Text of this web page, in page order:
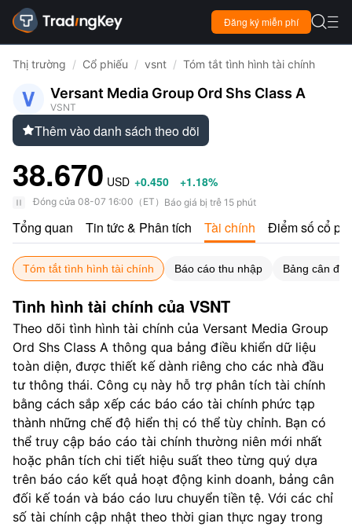
Đăng ký miễn phí  
Thị trường / Cổ phiếu / vsnt / Tóm tắt tình hình tài chính
Versant Media Group Ord Shs Class A
VSNT
Thêm vào danh sách theo dõi
38.670 USD +0.450 +1.18%
Đóng cửa 08-07 16:00 （ ET ） Báo giá bị trễ 15 phút
Tổng quan Tin tức & Phân tích Tài chính Điểm số cổ
Tóm tắt tình hình tài chính Báo cáo thu nhập Bảng cân đối
Tình hình tài chính của VSNT
Theo dõi tình hình tài chính của Versant Media Group
Ord Shs Class A thông qua bảng điều khiển dữ liệu
toàn diện, được thiết kế dành riêng cho các nhà đầu
tư thông thái. Công cụ này hỗ trợ phân tích tài chính
bằng cách sắp xếp các báo cáo tài chính phức tạp
thành những chế độ hiển thị có thể tùy chỉnh. Bạn có
thể truy cập báo cáo tài chính thường niên mới nhất
hoặc phân tích chi tiết hiệu suất theo từng quý dựa
trên báo cáo kết quả hoạt động kinh doanh, bảng cân
đối kế toán và báo cáo lưu chuyển tiền tệ. Với các chỉ
số tài chính cập nhật theo thời gian thực ngay trong